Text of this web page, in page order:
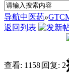
导航中医药»
返回列表
查看: 1158|回复: 2